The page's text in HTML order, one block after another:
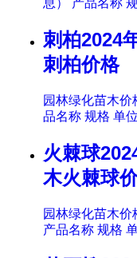
息） 产品名称
刺柏2024
刺柏价格
园林绿化苗木
品名称 规格 单
火棘球
木火棘球
园林绿化苗木价
产品名称 规格